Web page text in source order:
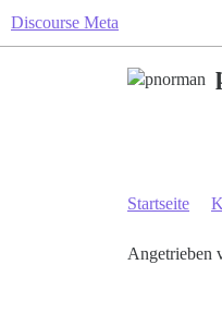
Discourse Meta
Startseite
Angetrieben